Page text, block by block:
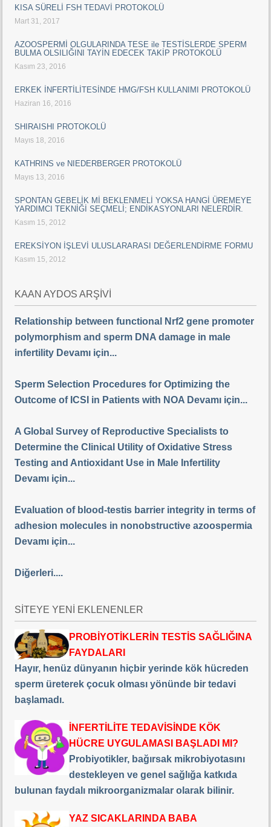
KISA SÜRELİ FSH TEDAVİ PROTOKOLÜ
Mart 31, 2017
AZOOSPERMİ OLGULARINDA TESE ile TESTİSLERDE SPERM
BULMA OLSILIĞINI TAYİN EDECEK TAKİP PROTOKOLÜ
Kasım 23, 2016
ERKEK İNFERTİLİTESİNDE HMG/FSH KULLANIMI PROTOKOLÜ
Haziran 16, 2016
SHIRAISHI PROTOKOLÜ
Mayıs 18, 2016
KATHRINS ve NIEDERBERGER PROTOKOLÜ
Mayıs 13, 2016
SPONTAN GEBELİK Mİ BEKLENMELİ YOKSA HANGİ ÜREMEYE
YARDIMCI TEKNİĞİ SEÇMELİ; ENDİKASYONLARI NELERDİR.
Kasım 15, 2012
EREKSİYON İŞLEVİ ULUSLARARASI DEĞERLENDİRME FORMU
Kasım 15, 2012
KAAN AYDOS ARŞİVİ
Relationship between functional Nrf2 gene promoter
polymorphism and sperm DNA damage in male
infertility Devamı için...
Sperm Selection Procedures for Optimizing the
Outcome of ICSI in Patients with NOA Devamı için...
A Global Survey of Reproductive Specialists to
Determine the Clinical Utility of Oxidative Stress
Testing and Antioxidant Use in Male Infertility
Devamı için...
Evaluation of blood-testis barrier integrity in terms of
adhesion molecules in nonobstructive azoospermia
Devamı için...
Diğerleri....
SİTEYE YENİ EKLENENLER
PROBİYOTİKLERİN TESTİS SAĞLIĞINA
FAYDALARI
Hayır, henüz dünyanın hiçbir yerinde kök hücreden
sperm üreterek çocuk olması yönünde bir tedavi
başlamadı.
İNFERTİLİTE TEDAVİSİNDE KÖK
HÜCRE UYGULAMASI BAŞLADI MI?
Probiyotikler, bağırsak mikrobiyotasını
destekleyen ve genel sağlığa katkıda
bulunan faydalı mikroorganizmalar olarak bilinir.
YAZ SICAKLARINDA BABA